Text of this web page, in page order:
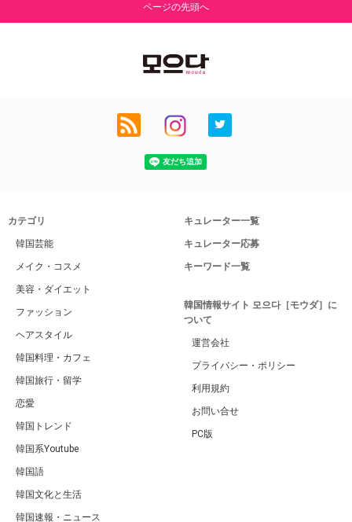
ページの先頭へ
カテゴリ
韓国芸能
メイク・コスメ
美容・ダイエット
ファッション
ヘアスタイル
韓国料理・カフェ
韓国旅行・留学
恋愛
韓国トレンド
韓国系Youtube
韓国語
韓国文化と生活
韓国速報・ニュース
キュレーター一覧
キュレーター応募
キーワード一覧
韓国情報サイト 모으다［モウダ］に
ついて
運営会社
プライバシー・ポリシー
利用規約
お問い合せ
PC版